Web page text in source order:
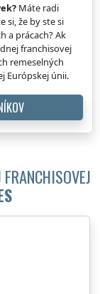
Máte radi
si, že by ste si
a prácach? Ak
franchisovej
remeselných
Európskej únii.